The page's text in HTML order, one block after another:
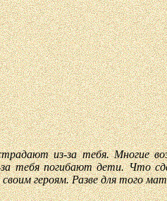
из-за тебя. Многие
тебя погибают дети. Что
героям. Разве для того